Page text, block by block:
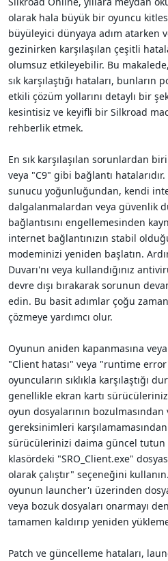
i
olarak hala büyük bir oyuncu
büyüleyici dünyaya adım atarken
gezinirken karşılaşılan çeşitli
olumsuz etkileyebilir. Bu
sık karşılaştığı hataları,
etkili çözüm yollarını detaylı bir
kesintisiz ve keyifli bir Silkroad
rehberlik etmek.
En sık karşılaşılan sorunlardan
veya "C9" gibi bağlantı
sunucu yoğunluğundan, kendi
dalgalanmalardan veya güvenlik
bağlantısını engellemesinden
internet bağlantınızın stabil
modeminizi yeniden başlatın.
Duvarı'nı veya kullandığınız
devre dışı bırakarak sorunun
edin. Bu basit adımlar çoğu
çözmeye yardımcı olur.
Oyunun aniden kapanmasına
"Client hatası" veya "runtime
oyuncuların sıklıkla karşılaştığı
genellikle ekran kartı
oyun dosyalarının
gereksinimleri
sürücülerinizi daima güncel
klasördeki "SRO_Client.exe"
olarak çalıştır" seçeneğini
oyunun launcher'ı üzerinden
veya bozuk dosyaları onarmayı
tamamen kaldırıp yeniden
Patch ve güncelleme hataları,